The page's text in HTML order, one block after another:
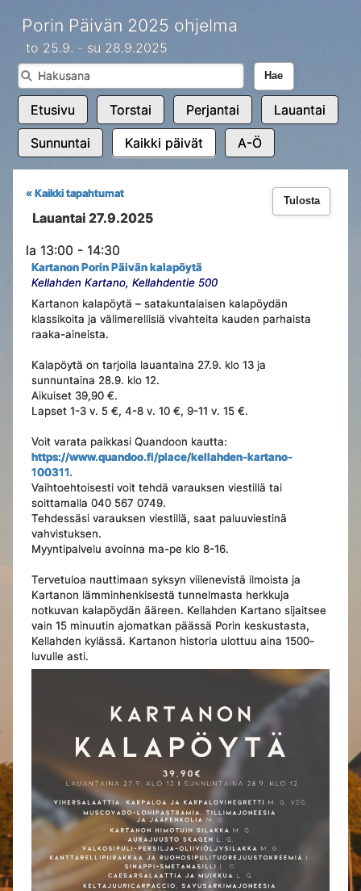
Porin Päivän 2025 ohjelma
to 25.9. - su 28.9.2025
Hae
Etusivu Torstai Perjantai Lauantai
Sunnuntai Kaikki päivät A-Ö
Tulosta
« Kaikki tapahtumat
Lauantai 27.9.2025
la 13:00 - 14:30
Kartanon Porin Päivän kalapöytä
Kellahden Kartano, Kellahdentie 500
Kartanon kalapöytä – satakuntalaisen kalapöydän
klassikoita ja välimerellisiä vivahteita kauden parhaista
raaka-aineista.
Kalapöytä on tarjolla lauantaina 27.9. klo 13 ja
sunnuntaina 28.9. klo 12.
Aikuiset 39,90 €.
Lapset 1-3 v. 5 €, 4-8 v. 10 €, 9-11 v. 15 €.
Voit varata paikkasi Quandoon kautta:
https://www.quandoo.fi/place/kellahden-kartano-
100311.
Vaihtoehtoisesti voit tehdä varauksen viestillä tai
soittamalla 040 567 0749.
Tehdessäsi varauksen viestillä, saat paluuviestinä
vahvistuksen.
Myyntipalvelu avoinna ma-pe klo 8-16.
Tervetuloa nauttimaan syksyn viilenevistä ilmoista ja
Kartanon lämminhenkisestä tunnelmasta herkkuja
notkuvan kalapöydän ääreen. Kellahden Kartano sijaitsee
vain 15 minuutin ajomatkan päässä Porin keskustasta,
Kellahden kylässä. Kartanon historia ulottuu aina 1500-
luvulle asti.